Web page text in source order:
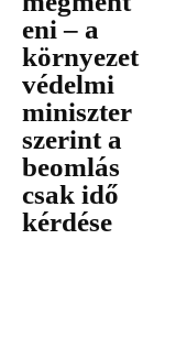
eni – a
környezet
védelmi
miniszter
szerint a
beomlás
csak idő
kérdése